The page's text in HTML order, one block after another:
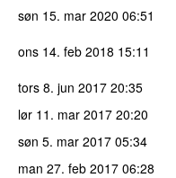
søn 15. mar 2020 06:51
ons 14. feb 2018 15:11
tors 8. jun 2017 20:35
lør 11. mar 2017 20:20
søn 5. mar 2017 05:34
man 27. feb 2017 06:28